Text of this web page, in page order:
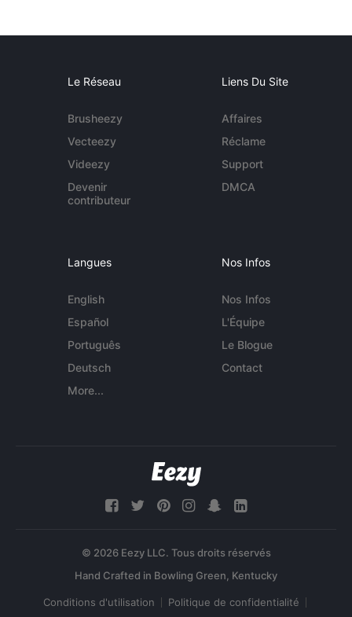
Le Réseau
Brusheezy
Vecteezy
Videezy
Devenir
contributeur
Liens Du Site
Affaires
Réclame
Support
DMCA
Langues
English
Español
Português
Deutsch
More...
Nos Infos
Nos Infos
L'Équipe
Le Blogue
Contact
© 2026 Eezy LLC. Tous droits réservés
Conditions d'utilisation Politique de confidentialité